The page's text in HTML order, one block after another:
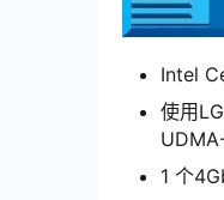
Intel
使用
1 个